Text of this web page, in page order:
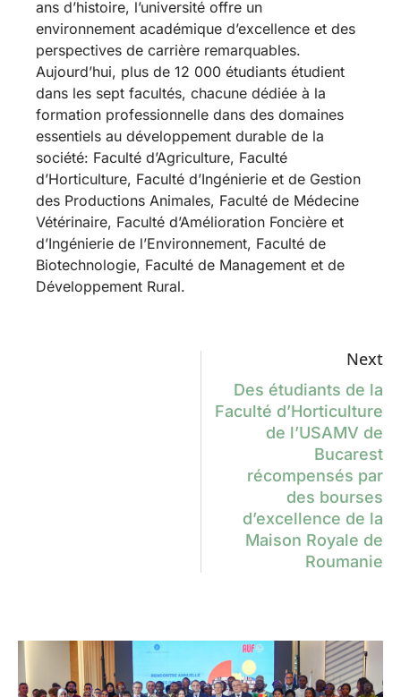
ans d’histoire, l’université offre un
environnement académique d’excellence et des
perspectives de carrière remarquables.
Aujourd’hui, plus de 12 000 étudiants étudient
dans les sept facultés, chacune dédiée à la
formation professionnelle dans des domaines
essentiels au développement durable de la
société: Faculté d’Agriculture, Faculté
d’Horticulture, Faculté d’Ingénierie et de Gestion
des Productions Animales, Faculté de Médecine
Vétérinaire, Faculté d’Amélioration Foncière et
d’Ingénierie de l’Environnement, Faculté de
Biotechnologie, Faculté de Management et de
Développement Rural.
Next
Des étudiants de la
Faculté d’Horticulture
de l’USAMV de
Bucarest
récompensés par
des bourses
d’excellence de la
Maison Royale de
Roumanie